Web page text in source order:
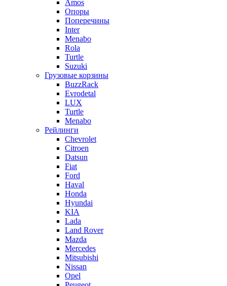
Amos
Опоры
Поперечины
Inter
Menabo
Rola
Turtle
Suzuki
Грузовые корзины
BuzzRack
Evrodetal
LUX
Turtle
Menabo
Рейлинги
Chevrolet
Citroen
Datsun
Fiat
Ford
Haval
Honda
Hyundai
KIA
Lada
Land Rover
Mazda
Mercedes
Mitsubishi
Nissan
Opel